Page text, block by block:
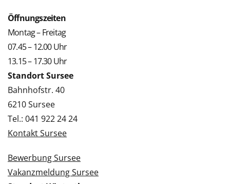
Öffnungszeiten
Montag – Freitag
07.45 – 12.00 Uhr
13.15 – 17.30 Uhr
Standort Sursee
Bahnhofstr. 40
6210 Sursee
Tel.: 041 922 24 24
Kontakt Sursee
Bewerbung Sursee
Vakanzmeldung Sursee